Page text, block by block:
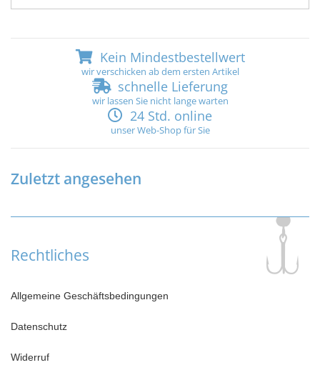
Kein Mindestbestellwert
wir verschicken ab dem ersten Artikel
schnelle Lieferung
wir lassen Sie nicht lange warten
24 Std. online
unser Web-Shop für Sie
Zuletzt angesehen
Rechtliches
Allgemeine Geschäftsbedingungen
Datenschutz
Widerruf